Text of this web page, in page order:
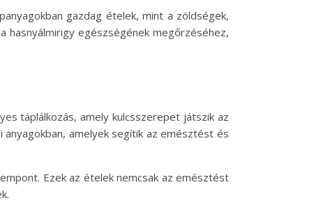
gazdag ételek, mint a zöldségek,
egészségének megőrzéséhez,
táplálkozás, amely kulcsszerepet játszik az
amelyek segítik az emésztést és
Ezek az ételek nemcsak az emésztést